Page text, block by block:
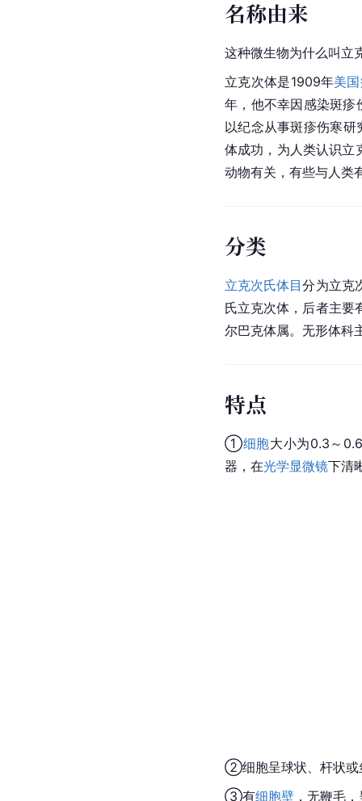
名称由来
这种微生物为什么叫立
立克次体是1909年美国
年，他不幸因感染斑疹
以纪念从事斑疹伤寒研
体成功，为人类认识立
动物有关，有些与人类
分类
立克次氏体目分为立克
氏立克次体，后者主要
尔巴克体属。无形体科
特点
①细胞大小为0.3～
器，在光学显微镜下清
②细胞呈球状、杆状或
③有细胞壁 ，无鞭毛